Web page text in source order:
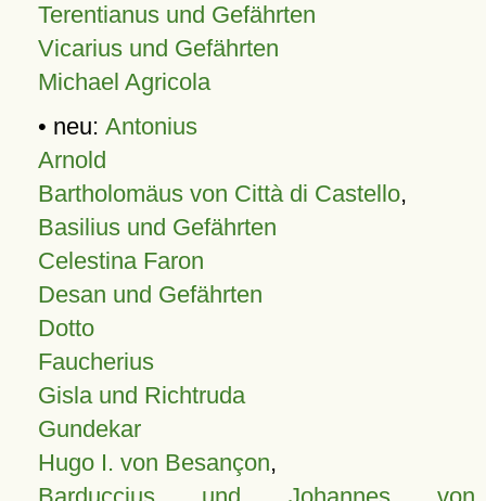
Terentianus und Gefährten
Vicarius und Gefährten
Michael Agricola
• neu: Antonius
Arnold
Bartholomäus von Città di Castello,
Basilius und Gefährten
Celestina Faron
Desan und Gefährten
Dotto
Faucherius
Gisla und Richtruda
Gundekar
Hugo I. von Besançon,